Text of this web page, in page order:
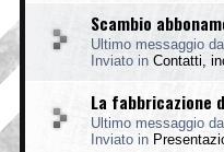
Scambio
Ultimo messaggio da
Inviato in Contatti,
La fabbricazione
Ultimo messaggio da
Inviato in